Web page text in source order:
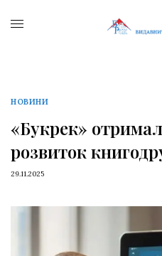
НОВИНИ
«Букрек»
розвиток
29.11.2025